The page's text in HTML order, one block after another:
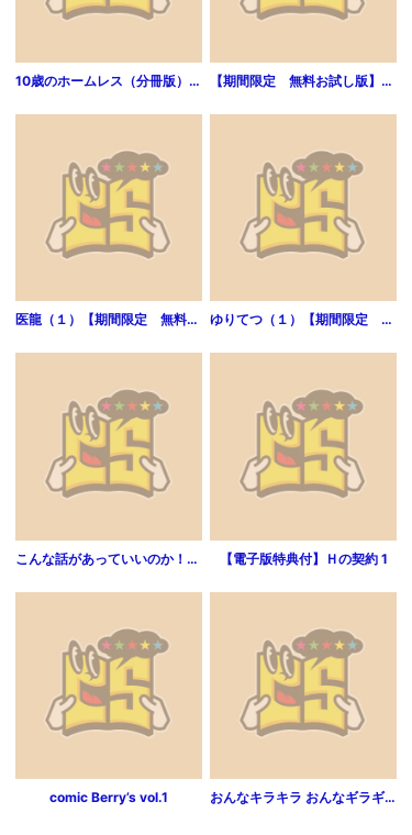
10歳のホームレス（分冊版） 【第2話】 【期間限定 無料お試し版】狼陛下の花嫁 1巻
医龍（１）【期間限定 無料お試し版】 ゆりてつ（１）【期間限定 無料お試し版】
こんな話があっていいのか！［平成21年～平成22年］無料版 4巻 【電子版特典付】Ｈの契約 1
comic Berry’s vol.1 おんなキラキラ おんなギラギラ（分冊版） 【第2話】